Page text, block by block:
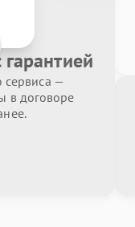
гарантией
—
в договоре